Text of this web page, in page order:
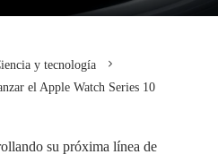
y tecnología
el Apple Watch Series 10
su próxima línea de